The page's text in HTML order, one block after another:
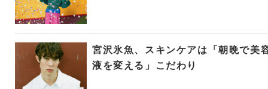
宮沢氷魚、スキンケアは「朝晩で美
液を変える」こだわり